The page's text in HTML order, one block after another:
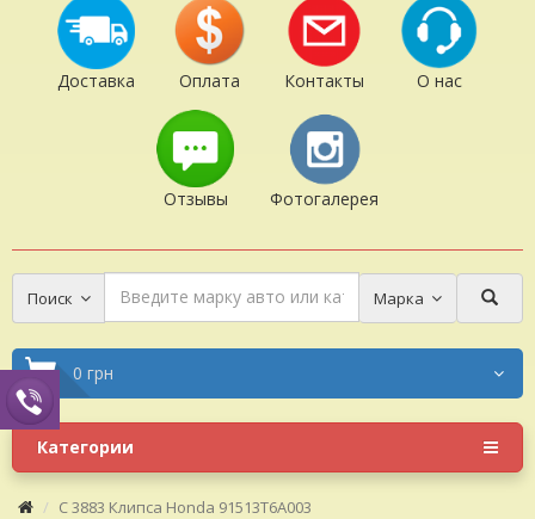
Доставка Оплата Контакты О нас
Отзывы Фотогалерея
Поиск Марка
0 грн
Категории
C 3883 Клипса Honda 91513T6A003